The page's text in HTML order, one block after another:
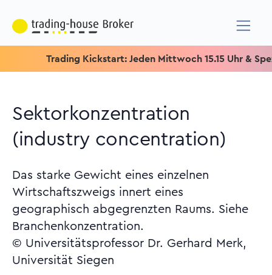
Trading Kickstart: Jeden Mittwoch 15.15 Uhr & Speziell
Sektorkonzentration
(industry concentration)
Das starke Gewicht eines einzelnen
Wirtschaftszweigs innert eines
geographisch abgegrenzten Raums. Siehe
Branchenkonzentration.
© Universitätsprofessor Dr. Gerhard Merk,
Universität Siegen